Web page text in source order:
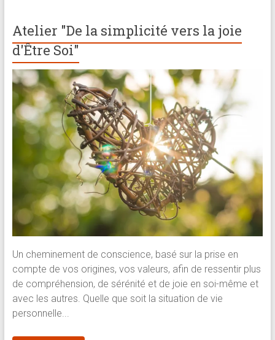
Atelier "De la simplicité vers la joie
d'Être Soi"
Un cheminement de conscience, basé sur la prise en
compte de vos origines, vos valeurs, afin de ressentir plus
de compréhension, de sérénité et de joie en soi-même et
avec les autres. Quelle que soit la situation de vie
personnelle...